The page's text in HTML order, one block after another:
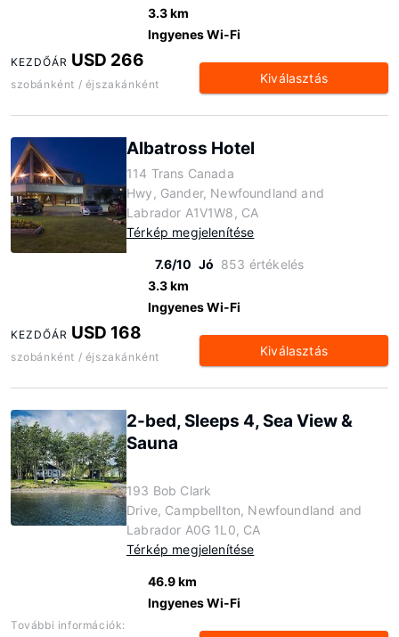
3.3 km
Ingyenes Wi-Fi
KEZDŐÁR USD 266
szobánként / éjszakánként Kiválasztás
Albatross Hotel
114 Trans Canada
Hwy, Gander, Newfoundland and
Labrador A1V1W8, CA
Térkép megjelenítése
7.6/10 Jó 853 értékelés
3.3 km
Ingyenes Wi-Fi
KEZDŐÁR USD 168
szobánként / éjszakánként Kiválasztás
2-bed, Sleeps 4, Sea View &
Sauna
193 Bob Clark
Drive, Campbellton, Newfoundland and
Labrador A0G 1L0, CA
Térkép megjelenítése
46.9 km
Ingyenes Wi-Fi
További információk: